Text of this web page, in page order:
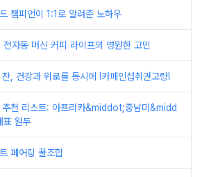
챔피언이 1:1로 알려준 노하우
자동 머신 커피 라이프의 영원한 고민
, 건강과 위로를 동시에 !카페인섭취권고량!
추천 리스트: 아프리카&middot;중남미&midd
표 원두
페어링 꿀조합